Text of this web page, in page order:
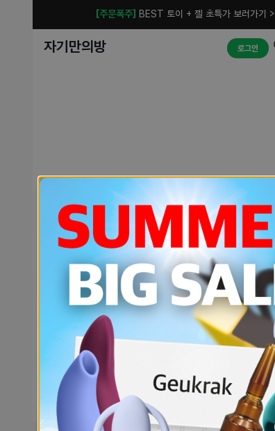
[주문폭주] BEST 토이 + 젤 초특가 보러가기 >
자기만의방 로그인
예상치 못한 에러입니다.